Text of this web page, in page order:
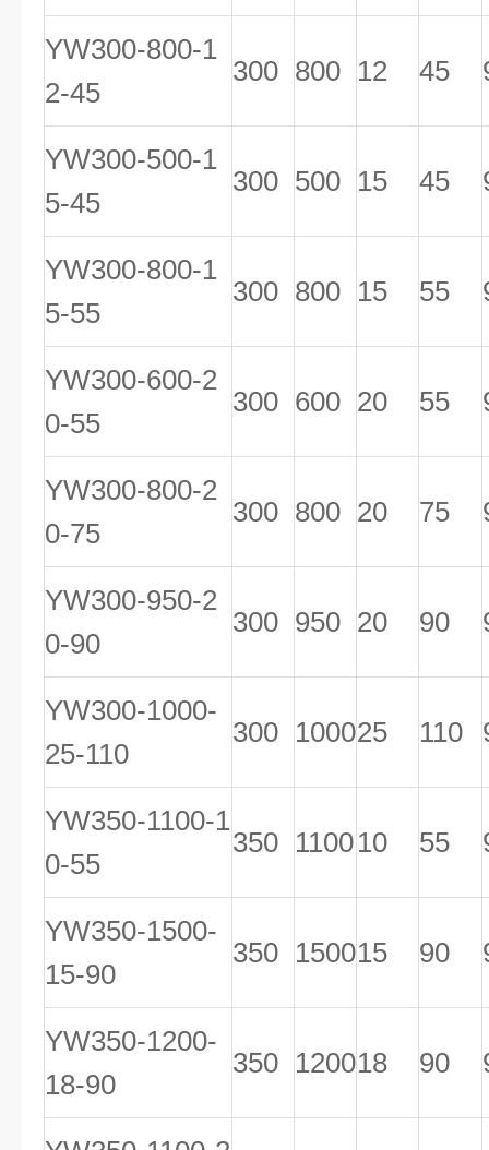
YW300-800-1
2-45
300 800 12 45
YW300-500-1
5-45
300 500 15 45
YW300-800-1
5-55
300 800 15 55
YW300-600-2
0-55
300 600 20 55
YW300-800-2
0-75
300 800 20 75
YW300-950-2
0-90
300 950 20 90
YW300-1000-
25-110
300 100025 110
YW350-1100-1
0-55
350 110010 55
YW350-1500-
15-90
350 150015 90
YW350-1200-
18-90
350 120018 90